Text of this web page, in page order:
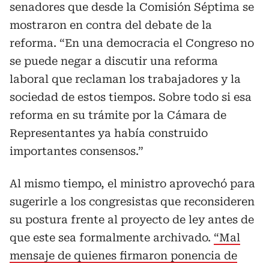
senadores que desde la Comisión Séptima se
mostraron en contra del debate de la
reforma. “En una democracia el Congreso no
se puede negar a discutir una reforma
laboral que reclaman los trabajadores y la
sociedad de estos tiempos. Sobre todo si esa
reforma en su trámite por la Cámara de
Representantes ya había construido
importantes consensos.”
Al mismo tiempo, el ministro aprovechó para
sugerirle a los congresistas que reconsideren
su postura frente al proyecto de ley antes de
que este sea formalmente archivado. “Mal
mensaje de quienes firmaron ponencia de